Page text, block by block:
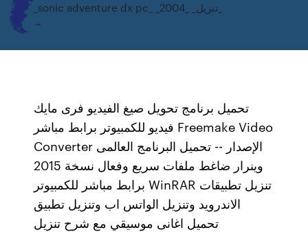
تحميل برنامج تحويل صيغ الفيديو فرى مايك
فيديو للكمبيوتر برابط مباشر Freemake Video
Converter الإصدار -- تحميل البرنامج العالمى
وينرار ضاغط ملفات سريع وفعال نسخة 2015
برابط مباشر للكمبيوتر WinRAR تنزيل تطبيقات
الاندرويد وتنزيل الواتس اب وتنزيل تطبيق
تحميل اغانى موسيقي مع شرح تنزيل